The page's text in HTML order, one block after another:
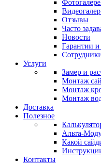
Отзывы
Часто
Новости
Гарантии
Услуги
Замер и
Монтаж
Монтаж
Монтаж
Доставка
Полезное
Альта-
Какой
Контакты